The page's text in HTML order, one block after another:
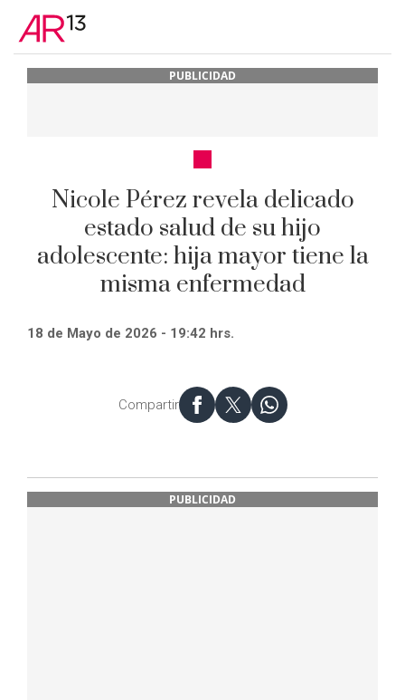
PUBLICIDAD
Nicole Pérez revela delicado
estado salud de su hijo
adolescente: hija mayor tiene la
misma enfermedad
18 de Mayo de 2026 - 19:42 hrs.
Compartir
PUBLICIDAD